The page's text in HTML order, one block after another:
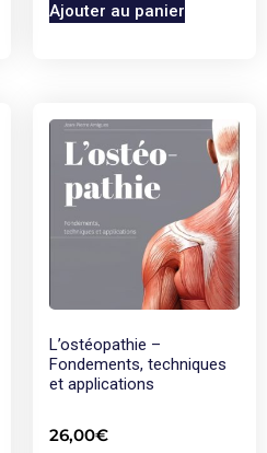
Ajouter au panier
L’ostéopathie –
Fondements, techniques
et applications
26,00€